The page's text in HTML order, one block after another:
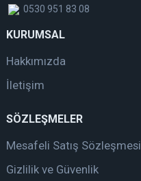
0530 951 83 08
KURUMSAL
Hakkımızda
İletişim
SÖZLEŞMELER
Mesafeli Satış Sözleşmesi
Gizlilik ve Güvenlik